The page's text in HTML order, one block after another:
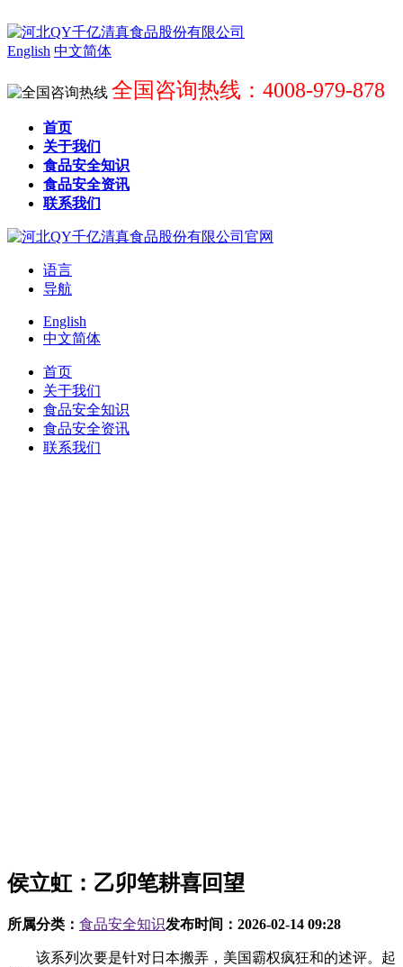
English 中文简体
全国咨询热线：4008-979-878
首页
关于我们
食品安全知识
食品安全资讯
联系我们
语言
导航
English
中文简体
首页
关于我们
食品安全知识
食品安全资讯
联系我们
侯立虹：乙卯笔耕喜回望
所属分类： 食品安全知识发布时间： 2026-02-14 09:28
该系列次要是针对日本搬弄，美国霸权疯狂和的述评。起